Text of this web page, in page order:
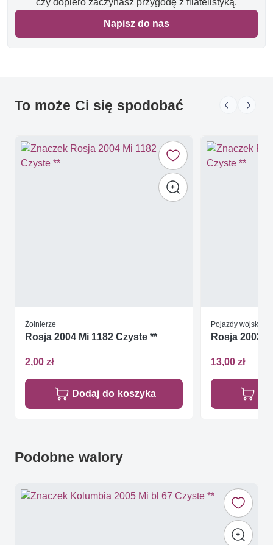
Napisz do nas
To może Ci się spodobać
Żołnierze
Rosja 2004 Mi 1182 Czyste **
2,00 zł
Dodaj do koszyka
Pojazdy wojskowe
Rosja 2003
13,00 zł
Podobne walory